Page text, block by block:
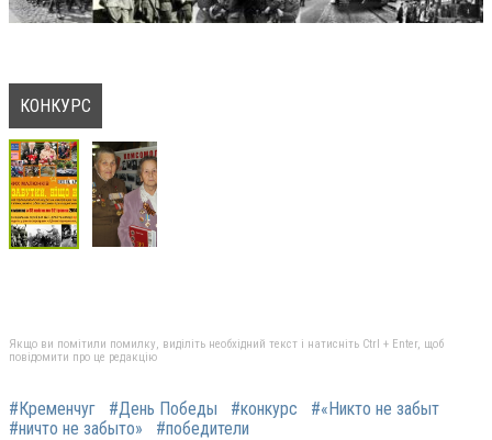
КОНКУРС
Якщо ви помітили помилку, виділіть необхідний текст і натисніть Ctrl + Enter, щоб
повідомити про це редакцію
#Кременчуг #День Победы #конкурс
#«Никто не забыт
#ничто не забыто»
#победители